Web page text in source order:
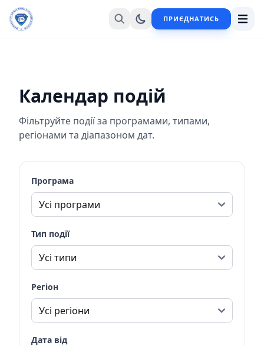
ПРИЄДНАТИСЬ
Календар подій
Фільтруйте події за програмами, типами,
регіонами та діапазоном дат.
Програма
Тип події
Регіон
Дата від